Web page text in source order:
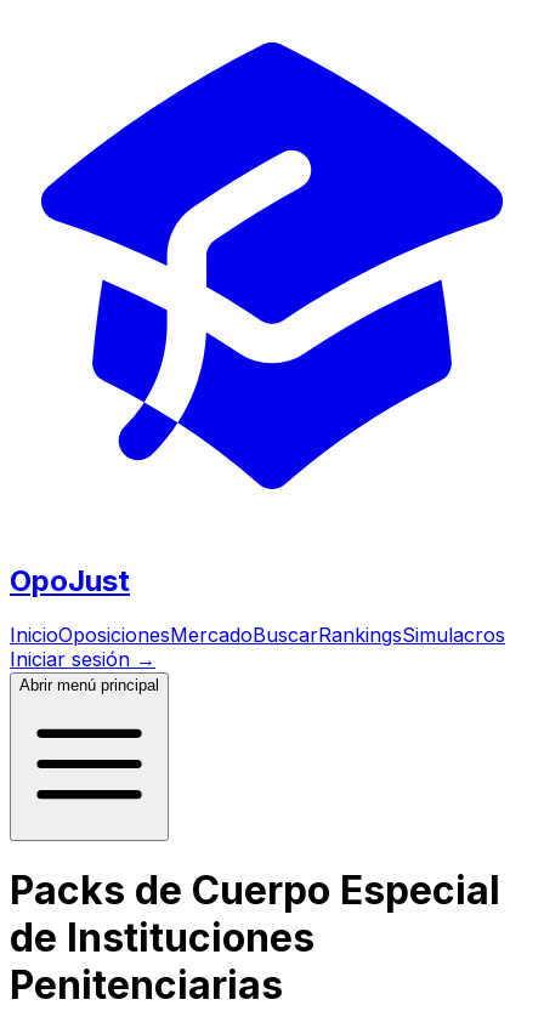
OpoJust
InicioOposicionesMercadoBuscarRankingsSimulacros
Iniciar sesión →
Abrir menú principal
Packs de Cuerpo Especial
de Instituciones
Penitenciarias